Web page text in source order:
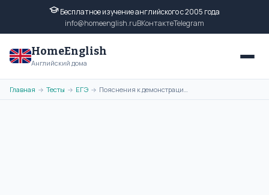
Бесплатное изучение английского с 2005 года
info@homeenglish.ruВКонтактеTelegram
HomeEnglish
Английский дома
Главная → Тесты → ЕГЭ → Пояснения к демонстрационному варианту ЕГЭ 2009. Английский язык. ЕГЭ